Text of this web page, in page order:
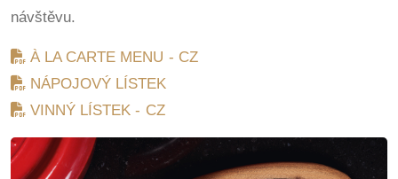
návštěvu.
À LA CARTE MENU - CZ
NÁPOJOVÝ LÍSTEK
VINNÝ LÍSTEK - CZ